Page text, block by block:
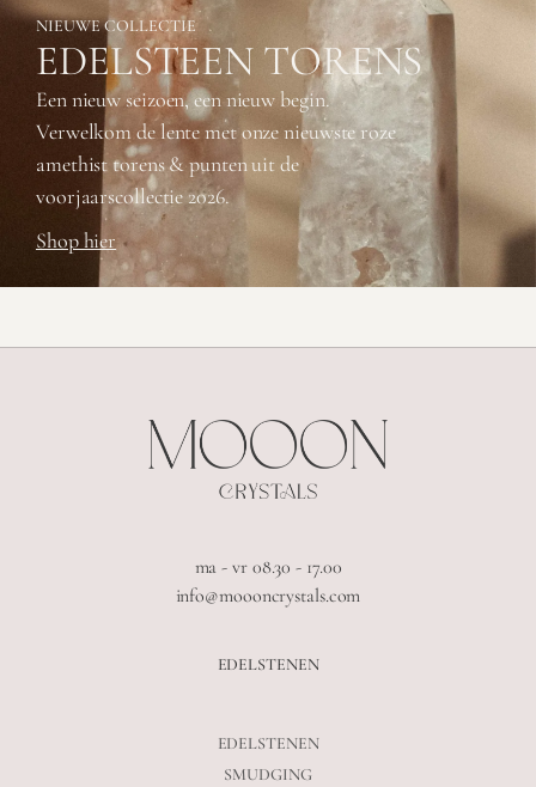
NIEUWE COLLECTIE
EDELSTEEN TORENS
Een nieuw seizoen, een nieuw begin.
Verwelkom de lente met onze nieuwste roze
amethist torens & punten uit de
voorjaarscollectie 2026.
Shop hier
ma - vr 08.30 - 17.00
info@moooncrystals.com
EDELSTENEN
EDELSTENEN
SMUDGING